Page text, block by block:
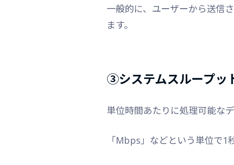
一般的に、ユーザーから送信
ます。
③システムスループッ
単位時間あたりに処理可能な
「Mbps」などという単位で1